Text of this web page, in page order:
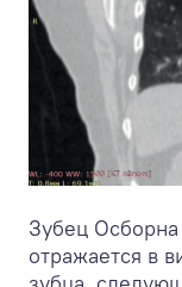
Зубец
отражается в